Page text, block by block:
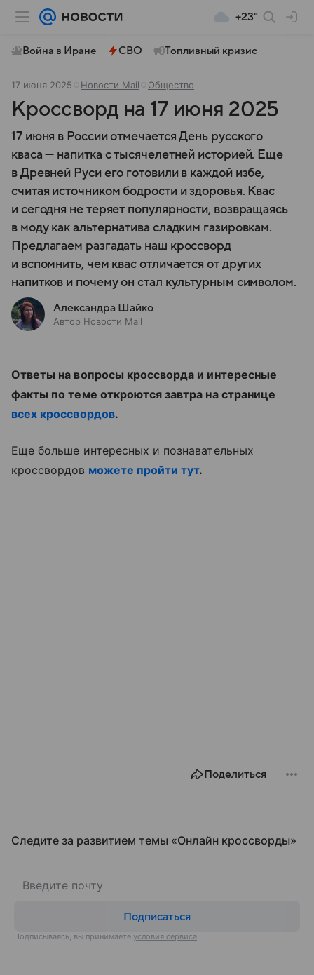
+23°
Война в Иране СВО Топливный кризис
17 июня 2025 Новости Mail Общество
Кроссворд на 17 июня 2025
17 июня в России отмечается День русского
кваса — напитка с тысячелетней историей. Еще
в Древней Руси его готовили в каждой избе,
считая источником бодрости и здоровья. Квас
и сегодня не теряет популярности, возвращаясь
в моду как альтернатива сладким газировкам.
Предлагаем разгадать наш кроссворд
и вспомнить, чем квас отличается от других
напитков и почему он стал культурным символом.
Александра Шайко
Автор Новости Mail
Ответы на вопросы кроссворда и интересные
факты по теме откроются завтра на странице
всех кроссвордов.
Еще больше интересных и познавательных
кроссвордов можете пройти тут.
Поделиться
Следите за развитием темы «Онлайн кроссворды»
Подписаться
Подписываясь, вы принимаете условия сервиса